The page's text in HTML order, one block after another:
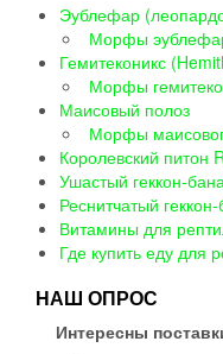
Эублефар
Морфы
Гемитеконикс
Морфы
Маисовый полоз
Морфы
Королевский питон
Ушастый геккон-
Реснитчатый
Витамины для
Где купить еду для
НАШ ОПРОС
Интересны